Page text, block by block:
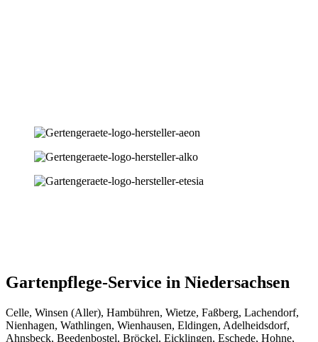
Gartenpflege-Service in Niedersachsen
Celle, Winsen (Aller), Hambühren, Wietze, Faßberg, Lachendorf,
Nienhagen, Wathlingen, Wienhausen, Eldingen, Adelheidsdorf,
Ahnsbeck, Beedenbostel, Bröckel, Eicklingen, Eschede, Hohne,